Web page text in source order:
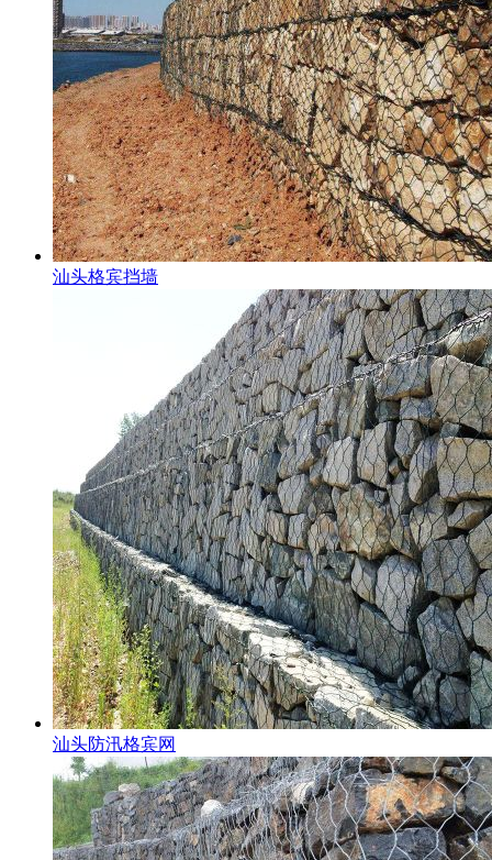
汕头格宾挡墙
汕头防汛格宾网